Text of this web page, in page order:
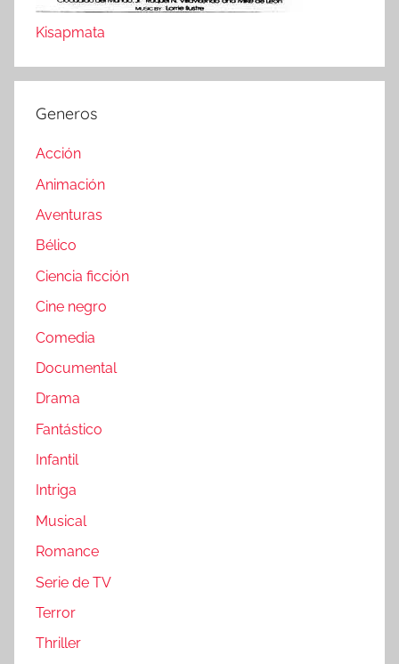
Kisapmata
Generos
Acción
Animación
Aventuras
Bélico
Ciencia ficción
Cine negro
Comedia
Documental
Drama
Fantástico
Infantil
Intriga
Musical
Romance
Serie de TV
Terror
Thriller